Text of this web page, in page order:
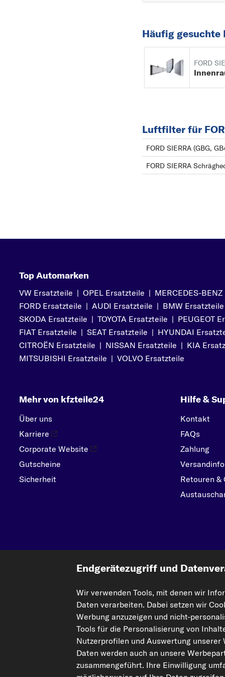
Häufig gesuchte
FORD
Luftfilter für
FORD SIERRA (GBG,
FORD SIERRA
Top Automarken
VW Ersatzteile | OPEL Ersatzteile | MERCEDES-
FORD Ersatzteile | AUDI Ersatzteile | BMW Ersatzteile
SKODA Ersatzteile | TOYOTA Ersatzteile | PEUGEOT
FIAT Ersatzteile | SEAT Ersatzteile | HYUNDAI
CITROËN Ersatzteile | NISSAN Ersatzteile | KIA
MITSUBISHI Ersatzteile | VOLVO Ersatzteile
Mehr von kfzteile24
Über uns
Karriere
Corporate Website
Gutscheine
Sicherheit
Hilfe &
Kontakt
FAQs
Zahlung
Versandinfo
Retouren &
Die hier dargestellten Daten, insbesondere die gesamte Datenbank, dürfen
Einbeziehung Dritter in solche Aktivitäten ist streng verboten. Jegliche
Vertrag widerrufen
© 2026 kfzteile24 GmbH - Alle Rechte vorbehalten.
Endgerätezugriff und
Wir verwenden Tools, mit denen wir
Daten verarbeiten. Dabei setzen wir
Werbung anzuzeigen und nicht-
Tools für die Personalisierung von
Nutzerprofilen und Auswertung
Daten werden auch an unsere
zusammengeführt. Ihre Einwilligung